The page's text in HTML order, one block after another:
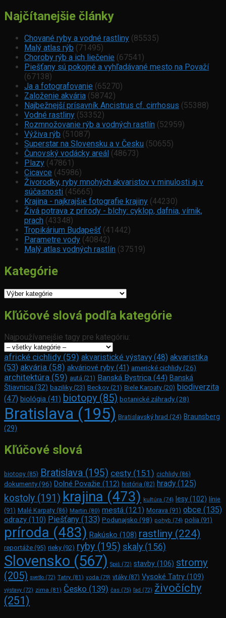
Najčítanejšie články
Chované ryby a vodné rastliny (85535)
Malý atlas rýb (71495)
Choroby rýb a ich liečenie (67541)
Piešťany sú pokojné a vyhľadávané mesto na Považí
(67138)
Ja a fotografovanie (65270)
Založenie akvária (58742)
Najbežnejší prísavník Ancistrus cf. cirrhosus (55388)
Vodné rastliny (53352)
Rozmnožovanie rýb a vodných rastlín (52959)
Výživa rýb (51087)
Superstar na Slovensku a v Česku (50655)
Čunovský vodácky areál (48673)
Plazy (47861)
Cicavce (45986)
Živorodky, ryby mnohých akvaristov v minulosti aj v
súčasnosti (45665)
Krajina - najkrajšie fotografie krajiny (44230)
Živá potrava z prírody - blchy: cyklop, dafnia, vírnik,
prach (43348)
Tropikárium Budapešť (41442)
Parametre vody (40842)
Malý atlas vodných rastlín (37519)
Kategórie
Kategórie
Kľúčové slová podľa kategórie
Najpoužívanejšie tagy pre kategóriu:
africké cichlidy (59) akvaristické výstavy (48) akvaristika
(53) akvária (58) akváriové ryby (41) americké cichlidy (26)
architektúra (59) autá (21) Banská Bystrica (44) Banská
Štiavnica(32) baziliky (23) Beckov (21) Biele Karpaty (20) biodiverzita
(47) biológia (41) biotopy (85) botanické záhrady(28)
Bratislava (195) Bratislavský hrad (24) Braunsberg
(29)
Kľúčové slová
biotopy (85) Bratislava (195) cesty (151) cichlidy (86)
dokumenty (96) Dolné Považie (112) história (82) hrady (125)
kostoly (191) krajina (473) kultúra (74) lesy(102) línie
(91) Malé Karpaty (86) Martin (80) mestá (121) Morava (91) obce (135)
odrazy (110) Piešťany (133) Podunajsko (98) pohyb (74) polia (91)
príroda (483) Rakúsko (108) rastliny (224)
reportáže (95) rieky (92) ryby (195) skaly (156)
Slovensko (567) Spiš (72) stavby (106) stromy
(205) svetlo (72) Tatry (81) voda (79) vtáky (87) Vysoké Tatry (109)
výstavy (72) zima (81) Česko (139) čas (75) ľad (72) živočíchy
(251)